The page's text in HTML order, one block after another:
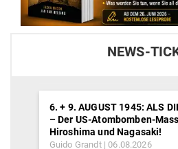
NEWS-
6. + 9. AUGUST 1945: ALS
– Der US-Atombomben-
Hiroshima und Nagasaki!
Guido Grandt 06.08.2026